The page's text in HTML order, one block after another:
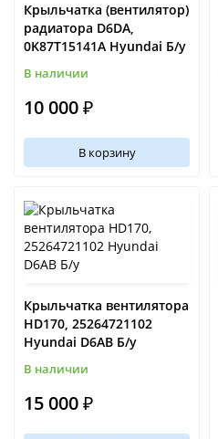
Крыльчатка (вентилятор)
радиатора D6DA,
0K87T15141A Hyundai Б/у
В наличии
10 000 ₽
В корзину
Крыльчатка вентилятора
HD170, 25264721102
Hyundai D6AB Б/у
В наличии
15 000 ₽